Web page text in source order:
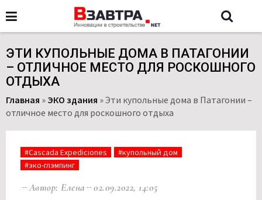
ЭТИ КУПОЛЬНЫЕ ДОМА В ПАТАГОНИИ
– ОТЛИЧНОЕ МЕСТО ДЛЯ РОСКОШНОГО
ОТДЫХА
Главная » ЭКО здания »Эти купольные дома в Патагонии –
отличное место для роскошного отдыха
#Cascada Expediciones
#купольный дом
#эко-глэмпинг
Автор: Елена 02.09.2022, 14:05